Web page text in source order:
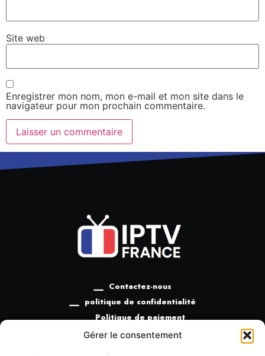
Gérer le consentement
Site web
Enregistrer mon nom, mon e-mail et mon site dans le
navigateur pour mon prochain commentaire.
Contactez-nous
politique de confidentialité
Politique de paiement
Politique de remboursement